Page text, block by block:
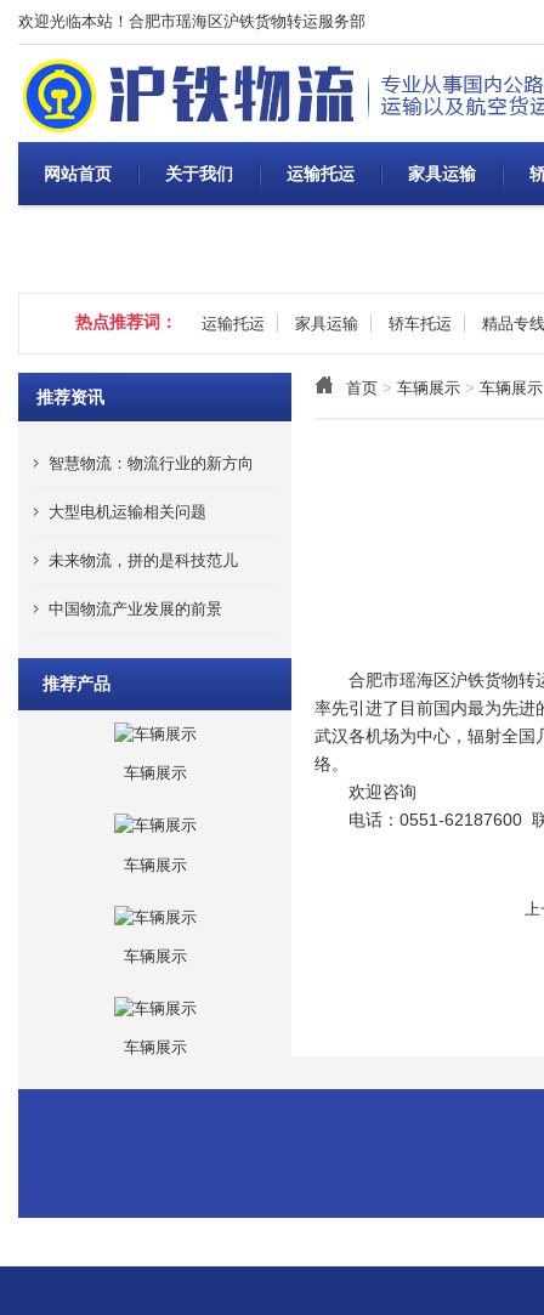
欢迎光临本站！合肥市瑶海区沪铁货物转运服务部
网站首页 关于我们 运输托运 家具运输
热点推荐词： 运输托运 家具运输 轿车托运 精品专线
首页 > 车辆展示 > 车辆展示
推荐资讯
智慧物流：物流行业的新方向
大型电机运输相关问题
未来物流，拼的是科技范儿
中国物流产业发展的前景
推荐产品
车辆展示
车辆展示
车辆展示
车辆展示
合肥市瑶海区沪铁货物转运
率先引进了目前国内最为先进
武汉各机场为中心，辐射全国
络。
欢迎咨询
电话：0551-62187600 联
上